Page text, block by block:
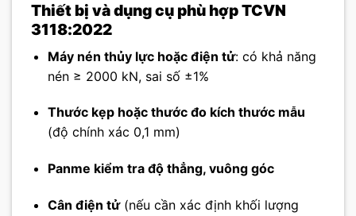
Thiết bị và dụng cụ phù hợp TCVN
3118:2022
Máy nén thủy lực hoặc điện tử: có khả năng
nén ≥ 2000 kN, sai số ±1%
Thước kẹp hoặc thước đo kích thước mẫu
(độ chính xác 0,1 mm)
Panme kiểm tra độ thẳng, vuông góc
Cân điện tử(nếu cần xác định khối lượng